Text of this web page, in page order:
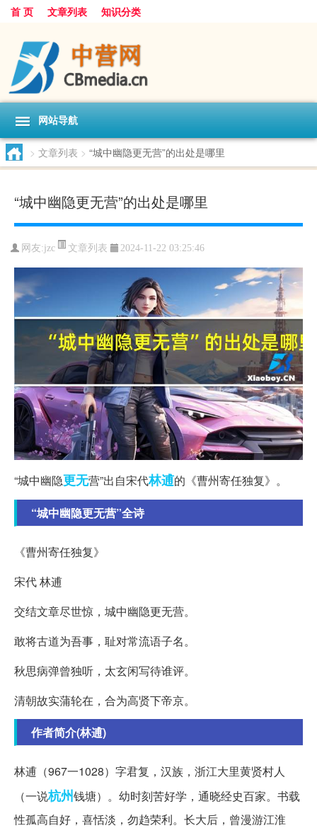
首 页 文章列表 知识分类
网站导航
> 文章列表 > “城中幽隐更无营”的出处是哪里
“城中幽隐更无营”的出处是哪里
网友:jzc 文章列表 2024-11-22 03:25:46
“城中幽隐更无营”出自宋代林逋的《曹州寄任独复》。
“城中幽隐更无营”全诗
《曹州寄任独复》
宋代 林逋
交结文章尽世惊，城中幽隐更无营。
敢将古道为吾事，耻对常流语子名。
秋思病弹曾独听，太玄闲写待谁评。
清朝故实蒲轮在，合为高贤下帝京。
作者简介(林逋)
林逋（967一1028）字君复，汉族，浙江大里黄贤村人
（一说杭州钱塘）。幼时刻苦好学，通晓经史百家。书载
性孤高自好，喜恬淡，勿趋荣利。长大后，曾漫游江淮